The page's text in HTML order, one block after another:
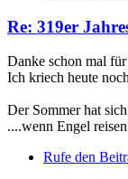
Re: 319er
Danke schon mal
Ich kriech heute
Der Sommer hat
....wenn Engel reisen
Rufe den